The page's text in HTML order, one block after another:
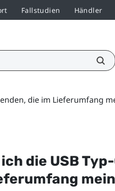
Fallstudien Händler
die im Lieferumfang
die USB